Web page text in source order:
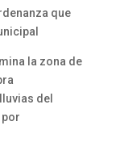
que
la zona de
del
por